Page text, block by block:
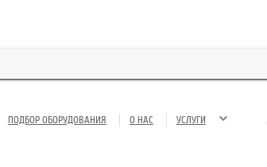
ПОДБОР ОБОРУДОВАНИЯ О НАС УСЛУГИ